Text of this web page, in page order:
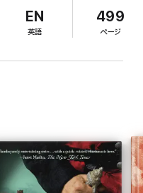
EN
英語
499
ページ